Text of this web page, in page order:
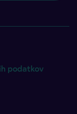
podatkov